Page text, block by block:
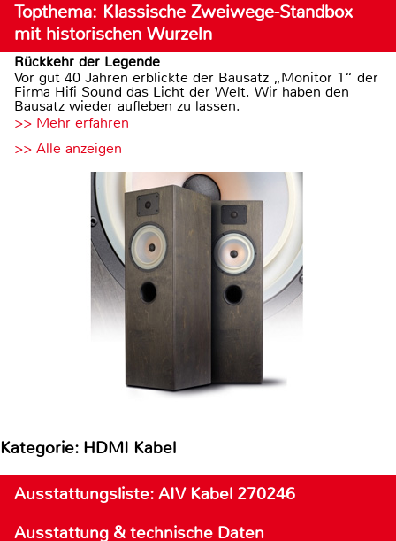
Topthema: Klassische Zweiwege-Standbox
mit historischen Wurzeln
Rückkehr der Legende
Vor gut 40 Jahren erblickte der Bausatz „Monitor 1“ der
Firma Hifi Sound das Licht der Welt. Wir haben den
Bausatz wieder aufleben zu lassen.
>> Mehr erfahren
>> Alle anzeigen
Kategorie: HDMI Kabel
Ausstattungsliste: AIV Kabel 270246
Ausstattung & technische Daten